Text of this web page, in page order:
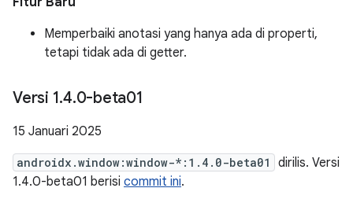
Memperbaiki anotasi yang hanya ada di properti,
tetapi tidak ada di getter.
Versi 1.4.0-beta01
15 Januari 2025
androidx.window:window-*:1.4.0-beta01
dirilis. Versi
1.4.0-beta01 berisi commit ini.